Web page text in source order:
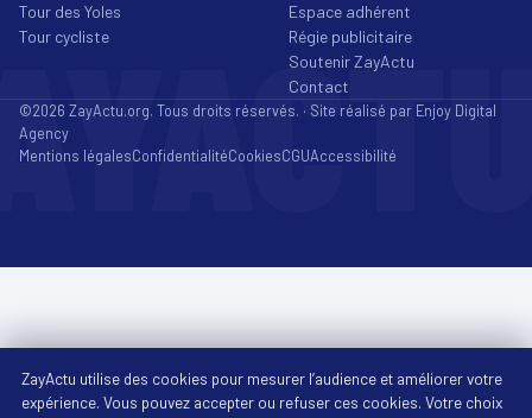
Tour des Yoles
Tour cycliste
Espace adhérent
Régie publicitaire
Soutenir ZayActu
Contact
©2026 ZayActu.org. Tous droits réservés. · Site réalisé par Enjoy Digital
Agency
Mentions légalesConfidentialitéCookiesCGUAccessibilité
ZayActu utilise des cookies pour mesurer l’audience et améliorer votre
expérience. Vous pouvez accepter ou refuser ces cookies. Votre choix